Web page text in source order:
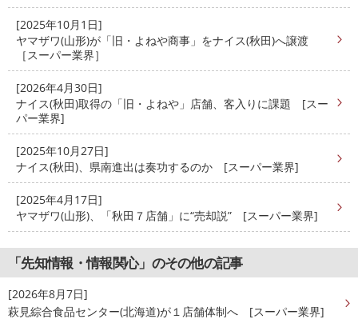
[2025年10月1日]
ヤマザワ(山形)が「旧・よねや商事」をナイス(秋田)へ譲渡
［スーパー業界］
[2026年4月30日]
ナイス(秋田)取得の「旧・よねや」店舗、客入りに課題 [スー
パー業界]
[2025年10月27日]
ナイス(秋田)、県南進出は奏功するのか [スーパー業界]
[2025年4月17日]
ヤマザワ(山形)、「秋田７店舗」に“売却説” [スーパー業界]
「先知情報・情報関心」のその他の記事
[2026年8月7日]
萩見綜合食品センター(北海道)が１店舗体制へ [スーパー業界]